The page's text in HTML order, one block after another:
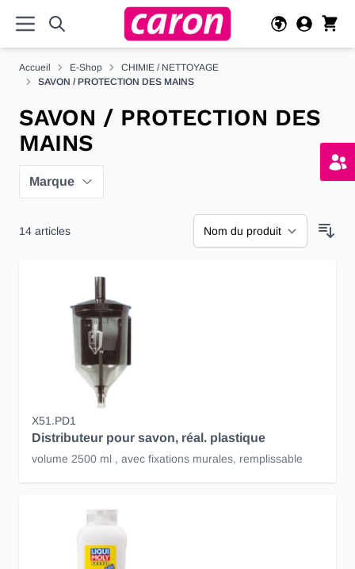
Accueil E-Shop
CHIMIE / NETTOYAGE
SAVON / PROTECTION DES MAINS
SAVON / PROTECTION DES
MAINS
Marque
14 articles
X51.PD1
Distributeur pour savon, réal. plastique
volume 2500 ml , avec fixations murales, remplissable